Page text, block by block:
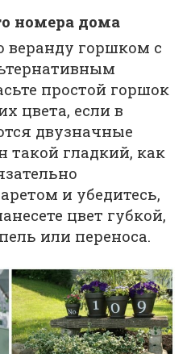
номера дома
веранду горшком с
простой горшок
цвета, если в
двузначные
такой гладкий, как
и убедитесь,
цвет губкой,
или переноса.